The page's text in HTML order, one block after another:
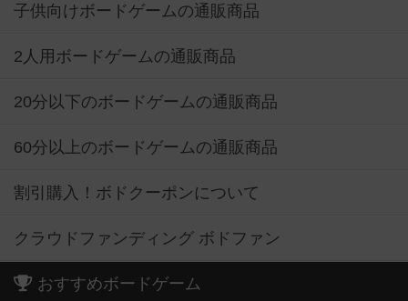
子供向けボードゲームの通販商品
2人用ボードゲームの通販商品
20分以下のボードゲームの通販商品
60分以上のボードゲームの通販商品
割引購入！ボドクーポンについて
クラウドファンディング ボドファン
おすすめボードゲーム